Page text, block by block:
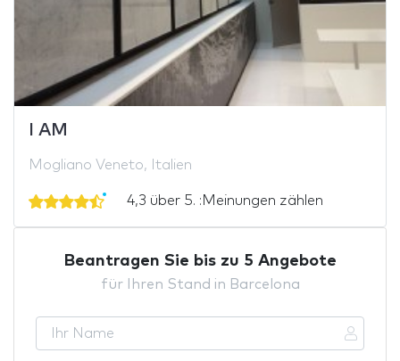
I AM
Mogliano Veneto, Italien
4,3 über 5. :Meinungen zählen
Beantragen Sie bis zu 5 Angebote
für Ihren Stand in Barcelona